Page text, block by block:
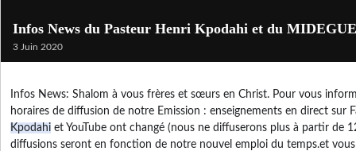
Infos News du Pasteur Henri Kpodahi et du
3 Juin 2020
Infos News: Shalom à vous frères et sœurs en Christ. Pour vous
horaires de diffusion de notre Emission : enseignements en direct sur
Kpodahi et YouTube ont changé (nous ne diffuserons plus à partir de
diffusions seront en fonction de notre nouvel emploi du temps.et